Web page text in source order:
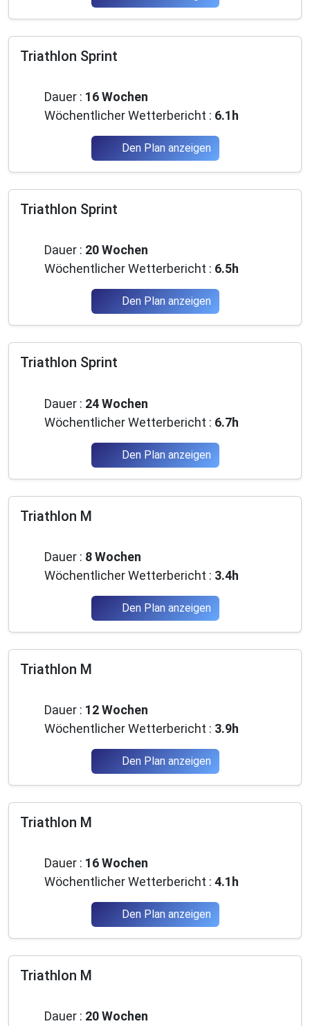
Triathlon Sprint
Dauer : 16 Wochen
Wöchentlicher Wetterbericht : 6.1h
Den Plan anzeigen
Triathlon Sprint
Dauer : 20 Wochen
Wöchentlicher Wetterbericht : 6.5h
Den Plan anzeigen
Triathlon Sprint
Dauer : 24 Wochen
Wöchentlicher Wetterbericht : 6.7h
Den Plan anzeigen
Triathlon M
Dauer : 8 Wochen
Wöchentlicher Wetterbericht : 3.4h
Den Plan anzeigen
Triathlon M
Dauer : 12 Wochen
Wöchentlicher Wetterbericht : 3.9h
Den Plan anzeigen
Triathlon M
Dauer : 16 Wochen
Wöchentlicher Wetterbericht : 4.1h
Den Plan anzeigen
Triathlon M
Dauer : 20 Wochen